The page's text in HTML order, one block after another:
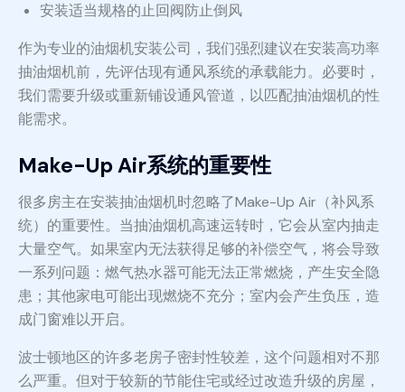
安装适当规格的止回阀防止倒风
作为专业的油烟机安装公司，我们强烈建议在安装高功率
抽油烟机前，先评估现有通风系统的承载能力。必要时，
我们需要升级或重新铺设通风管道，以匹配抽油烟机的性
能需求。
Make-Up Air系统的重要性
很多房主在安装抽油烟机时忽略了Make-Up Air（补风系
统）的重要性。当抽油烟机高速运转时，它会从室内抽走
大量空气。如果室内无法获得足够的补偿空气，将会导致
一系列问题：燃气热水器可能无法正常燃烧，产生安全隐
患；其他家电可能出现燃烧不充分；室内会产生负压，造
成门窗难以开启。
波士顿地区的许多老房子密封性较差，这个问题相对不那
么严重。但对于较新的节能住宅或经过改造升级的房屋，